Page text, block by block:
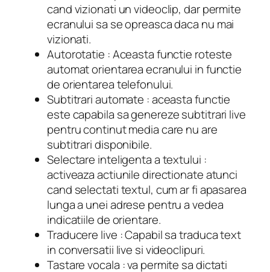
cand vizionati un videoclip, dar permite
ecranului sa se opreasca daca nu mai
vizionati.
Autorotatie : Aceasta functie roteste
automat orientarea ecranului in functie
de orientarea telefonului.
Subtitrari automate : aceasta functie
este capabila sa genereze subtitrari live
pentru continut media care nu are
subtitrari disponibile.
Selectare inteligenta a textului :
activeaza actiunile directionate atunci
cand selectati textul, cum ar fi apasarea
lunga a unei adrese pentru a vedea
indicatiile de orientare.
Traducere live : Capabil sa traduca text
in conversatii live si videoclipuri.
Tastare vocala : va permite sa dictati